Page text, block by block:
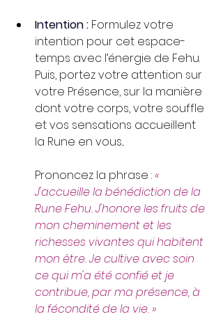
Intention : Formulez votre
intention pour cet espace-
temps avec l’énergie de Fehu.
Puis, portez votre attention sur
votre Présence, sur la manière
dont votre corps, votre souffle
et vos sensations accueillent
la Rune en vous...
Prononcez la phrase : «
J'accueille la bénédiction de la
Rune Fehu. J'honore les fruits de
mon cheminement et les
richesses vivantes qui habitent
mon être. Je cultive avec soin
ce qui m'a été confié et je
contribue, par ma présence, à
la fécondité de la vie. »